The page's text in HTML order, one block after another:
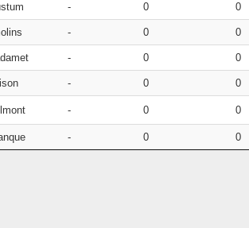
- 0 0
- 0 0
- 0 0
- 0 0
- 0 0
- 0 0